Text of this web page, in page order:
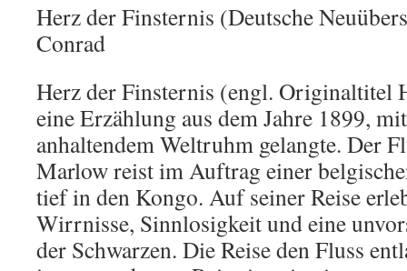
Herz der Finsternis (Deutsche
Conrad
Herz der Finsternis (engl. Originaltitel
eine Erzählung aus dem Jahre 1899,
anhaltendem Weltruhm gelangte. Der
Marlow reist im Auftrag einer
tief in den Kongo. Auf seiner Reise
Wirrnisse, Sinnlosigkeit und eine
der Schwarzen. Die Reise den Fluss